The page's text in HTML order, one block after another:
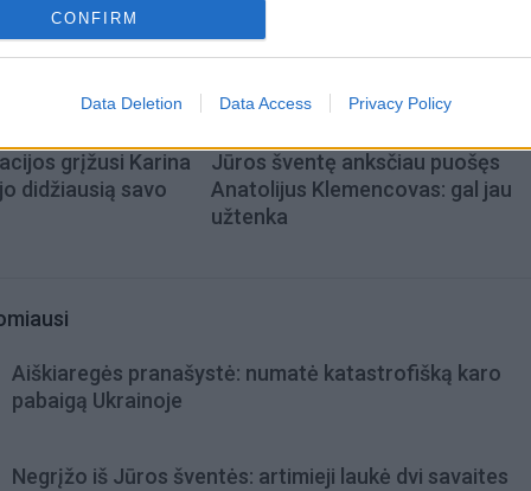
CONFIRM
Data Deletion Data Access Privacy Policy
grįžusi Karina
didžiausią savo
Jūros šventę anksčiau puošęs
Anatolijus Klemencovas: gal jau
užtenka
Aiškiaregės pranašystė: numatė katastrofišką karo
pabaigą Ukrainoje
Negrįžo iš Jūros šventės: artimieji laukė dvi savaites